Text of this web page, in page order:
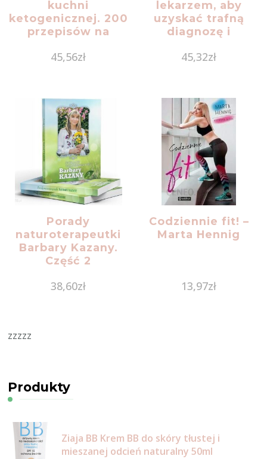
kuchni
ketogenicznej. 200
przepisów na
dwutygodniowe
wprowadzić
zdrowy tryb życia
w stylu
45,56zł
lekarzem, aby
uzyskać trafną
diagnozę i
Odkryj lekarskie
zdrowiu
45,32zł
Porady
naturoterapeutki
Barbary Kazany.
Część 2
38,60zł
Codziennie fit! –
Marta Hennig
13,97zł
zzzzz
Produkty
Ziaja BB Krem BB do skóry tłustej i
mieszanej odcień naturalny 50ml